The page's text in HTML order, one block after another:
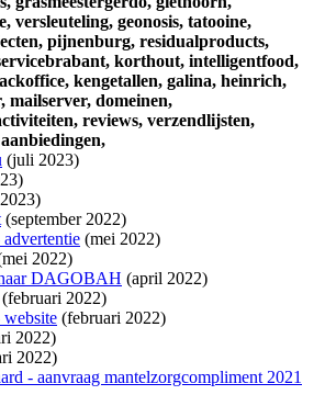
versleuteling, geonosis, tatooine,
pijnenburg, residualproducts,
korthout, intelligentfood,
kengetallen, galina, heinrich,
mailserver, domeinen,
reviews, verzendlijsten,
aanbiedingen,
(juli 2023)
(september 2022)
(mei 2022)
2022)
DAGOBAH (april 2022)
(februari 2022)
website (februari 2022)
2022)
2022)
- aanvraag mantelzorgcompliment 2021